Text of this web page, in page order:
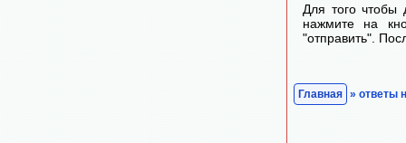
Для того чтобы
нажмите на
"отправить".
Главная » ответы